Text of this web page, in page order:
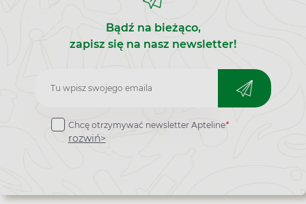
Bądź na bieżąco,
zapisz się na nasz newsletter!
Zapisz
do
newslettera
Chcę otrzymywać newsletter Apteline*
rozwiń>